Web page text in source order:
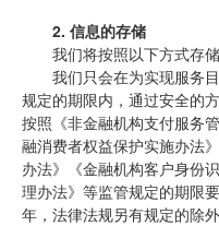
2. 信息的存储
我们将按照以下方式存
我们只会在为实现服务
规定的期限内，通过安全的
按照《非金融机构支付服务
融消费者权益保护实施办法
办法》《金融机构客户身份
理办法》等监管规定的期限
年，法律法规另有规定的除